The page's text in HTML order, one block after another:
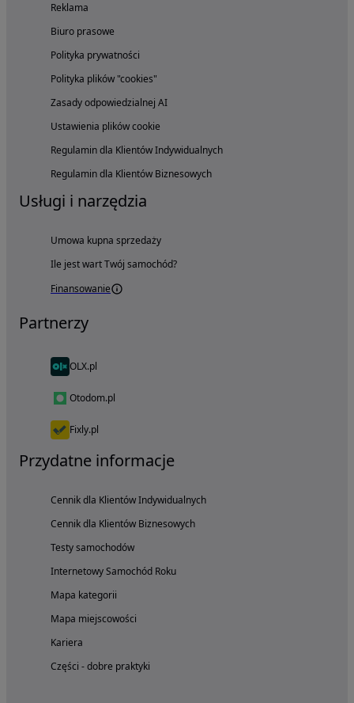
Reklama
Biuro prasowe
Polityka prywatności
Polityka plików "cookies"
Zasady odpowiedzialnej AI
Ustawienia plików cookie
Regulamin dla Klientów Indywidualnych
Regulamin dla Klientów Biznesowych
Usługi i narzędzia
Umowa kupna sprzedaży
Ile jest wart Twój samochód?
Finansowanie
Partnerzy
OLX.pl
Otodom.pl
Fixly.pl
Przydatne informacje
Cennik dla Klientów Indywidualnych
Cennik dla Klientów Biznesowych
Testy samochodów
Internetowy Samochód Roku
Mapa kategorii
Mapa miejscowości
Kariera
Części - dobre praktyki